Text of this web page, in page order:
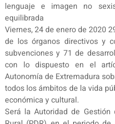
lenguaje e imagen no
equilibrada
Viernes, 24 de enero de 2020
de los órganos directivos y
subvenciones y 71 de
con lo dispuesto en el
Autonomía de Extremadura
todos los ámbitos de la vida
económica y cultural.
Será la Autoridad de Gestión